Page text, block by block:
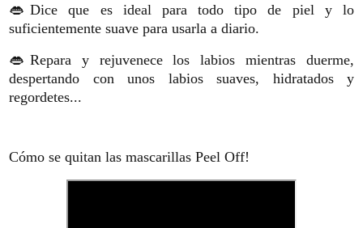
👄Dice que es ideal para todo tipo de piel y lo
suficientemente suave para usarla a diario.
👄Repara y rejuvenece los labios mientras duerme,
despertando con unos labios suaves, hidratados y
regordetes...
Cómo se quitan las mascarillas Peel Off!